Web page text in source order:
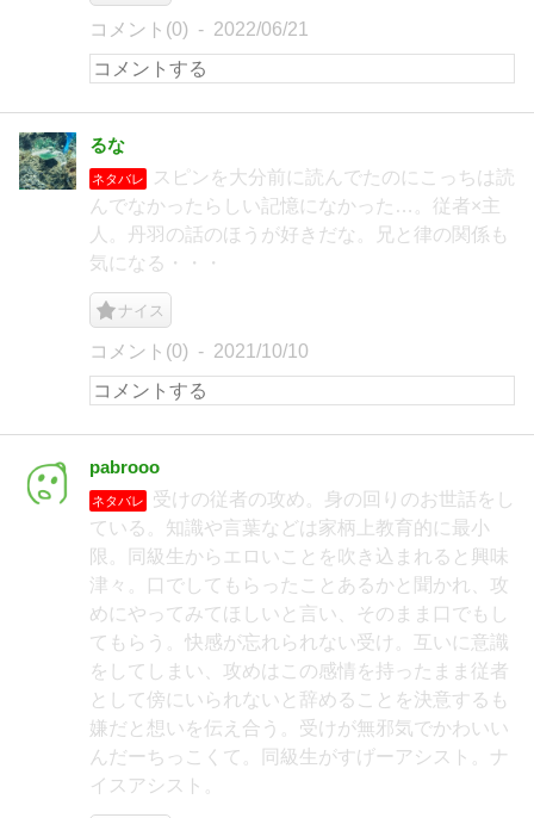
コメント(0) 2022/06/21
るな
ネタバレ
スピンを大分前に読んでたのにこっちは読
んでなかったらしい記憶になかった…。従者×主
人。丹羽の話のほうが好きだな。兄と律の関係も
気になる・・・
ナイス
コメント(0) 2021/10/10
pabrooo
ネタバレ
受けの従者の攻め。身の回りのお世話をし
ている。知識や言葉などは家柄上教育的に最小
限。同級生からエロいことを吹き込まれると興味
津々。口でしてもらったことあるかと聞かれ、攻
めにやってみてほしいと言い、そのまま口でもし
てもらう。快感が忘れられない受け。互いに意識
をしてしまい、攻めはこの感情を持ったまま従者
として傍にいられないと辞めることを決意するも
嫌だと想いを伝え合う。受けが無邪気でかわいい
んだーちっこくて。同級生がすげーアシスト。ナ
イスアシスト。